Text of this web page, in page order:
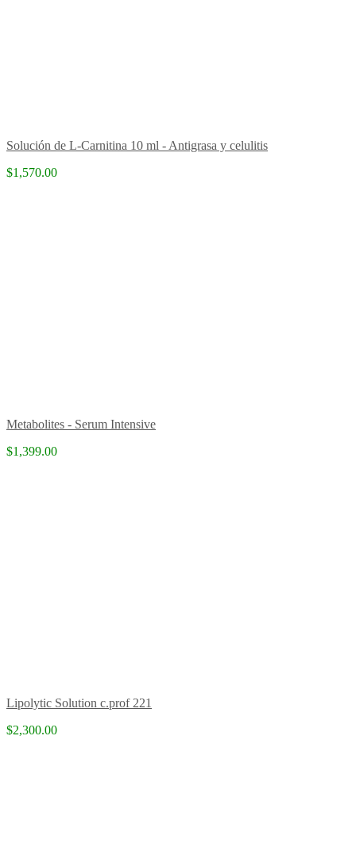
Solución de L-Carnitina 10 ml - Antigrasa y celulitis
$1,570.00
Metabolites - Serum Intensive
$1,399.00
Lipolytic Solution c.prof 221
$2,300.00